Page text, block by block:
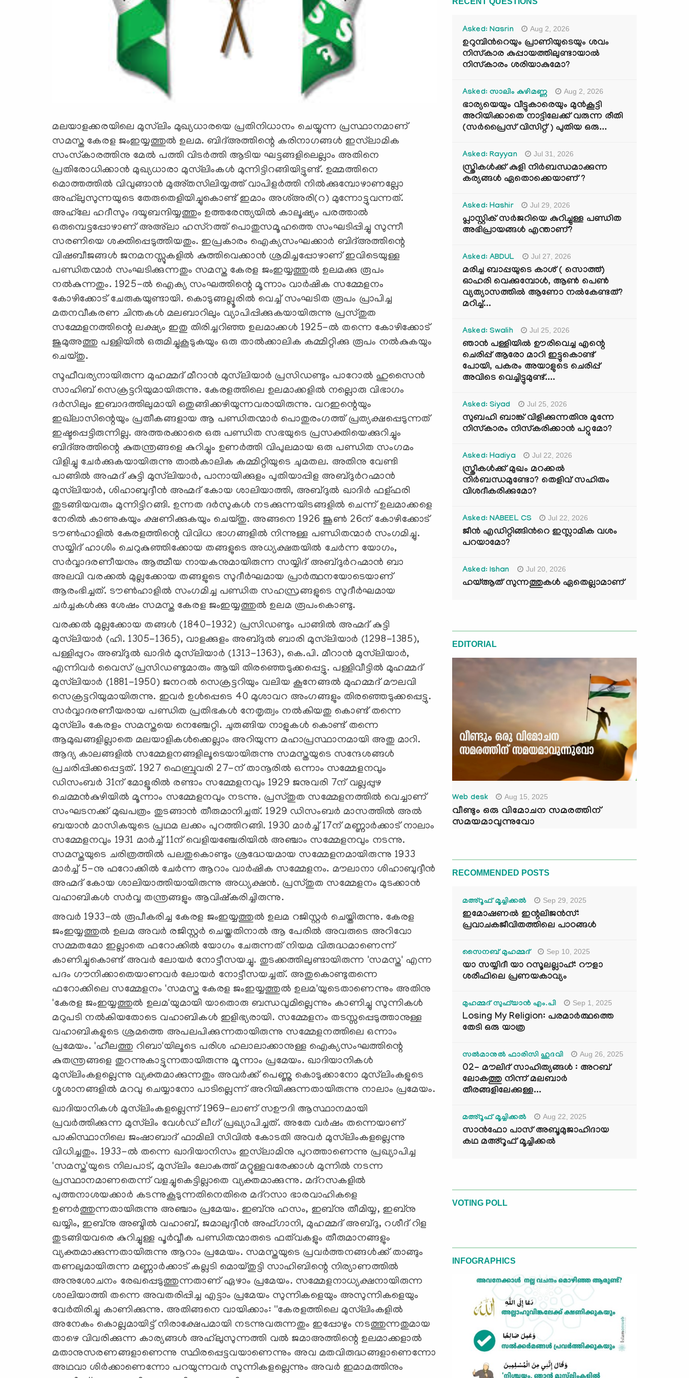
മലയാളക്കരയിലെ മുസ്‌ലിം മുഖ്യധാരയെ പ്രതിനിധാനം ചെയ്യുന്ന പ്രസ്ഥാനമാണ്
സമസ്ത കേരള ജംഇയ്യത്തുല്‍ ഉലമ. ബിദ്അത്തിന്റെ കരിനാഗങ്ങള്‍ ഇസ്‌ലാമിക
സംസ്‌കാരത്തിനു മേല്‍ പത്തി വിടര്‍ത്തി ആടിയ ഘട്ടങ്ങളിലെല്ലാം അതിനെ
പ്രതിരോധിക്കാന്‍ മുഖ്യധാരാ മുസ്‌ലിംകള്‍ മുന്നിട്ടിറങ്ങിയിട്ടുണ്ട്. ഉമ്മത്തിനെ
മൊത്തത്തില്‍ വിവുങ്ങാന്‍ മുഅ്തസിലിയ്യത്ത് വാപിളര്‍ത്തി നില്‍ക്കുമ്പോഴാണല്ലോ
അഹ്‌ലുസുന്നയുടെ തേരുതെളിയിച്ചുകൊണ്ട് ഇമാം അശ്അരി(റ) മുന്നോട്ടുവന്നത്.
അഹ്‌ലേ ഹദീസും ദയൂബന്ദിയ്യത്തും ഉത്തരേന്ത്യയില്‍ കാലൂഷ്യം പരത്താല്‍
ഒരുമ്പെട്ടപ്പോഴാണ് അഅ്‌ലാ ഹസ്‌റത്ത് പൊതുസമൂഹത്തെ സംഘടിപ്പിച്ചു സുന്നീ
സരണിയെ ശക്തിപ്പെടുത്തിയതും. ഇപ്രകാരം ഐക്യസംഘക്കാര്‍ ബിദ്അത്തിന്റെ
വിഷബീജങ്ങള്‍ ജനമനസ്സുകളില്‍ കുത്തിവെക്കാന്‍ ശ്രമിച്ചപ്പോഴാണ് ഇവിടെയുള്ള
പണ്ഡിതന്മാര്‍ സംഘടിക്കുന്നതും സമസ്ത കേരള ജംഇയ്യത്തുല്‍ ഉലമക്കു രൂപം
നല്‍കുന്നതും. 1925-ല്‍ ഐക്യ സംഘത്തിന്റെ മൂന്നാം വാര്‍ഷിക സമ്മേളനം
കോഴിക്കോട് ചേരുകയുണ്ടായി. കൊടുങ്ങല്ലൂരില്‍ വെച്ച് സംഘടിത രൂപം പ്രാപിച്ച
മതനവീകരണ ചിന്തകള്‍ മലബാറിലും വ്യാപിപ്പിക്കുകയായിരുന്നു പ്രസ്തുത
സമ്മേളനത്തിന്റെ ലക്ഷ്യം ഇതു തിരിച്ചറിഞ്ഞ ഉലമാക്കള്‍ 1925-ല്‍ തന്നെ കോഴിക്കോട്
ജുമുഅത്തു പള്ളിയില്‍ ഒരുമിച്ചുകൂടുകയും ഒരു താല്‍ക്കാലിക കമ്മിറ്റിക്കു രൂപം നല്‍കുകയും
ചെയ്തു.
സൂഫീവര്യനായിരുന്ന മുഹമ്മദ് മീറാന്‍ മുസ്‌ലിയാര്‍ പ്രസിഡണ്ടും പാറോല്‍ ഹുസൈന്‍
സാഹിബ് സെക്രട്ടറിയുമായിരുന്നു. കേരളത്തിലെ ഉലമാക്കളില്‍ നല്ലൊരു വിഭാഗം
ദര്‍സിലും ഇബാദത്തിലുമായി ഒതുങ്ങിക്കഴിയുന്നവരായിരുന്നു. വറഇന്റെയും
ഇഖ്‌ലാസിന്റെയും പ്രതീകങ്ങളായ ആ പണ്ഡിതന്മാര്‍ പൊതുരംഗത്ത് പ്രത്യക്ഷപ്പെടുന്നത്
ഇഷ്ടപ്പെട്ടിരുന്നില്ല. അത്തരക്കാരെ ഒരു പണ്ഡിത സഭയുടെ പ്രസക്തിയെക്കുറിച്ചും
ബിദ്അത്തിന്റെ കുതന്ത്രങ്ങളെ കുറിച്ചും ഉണര്‍ത്തി വിപുലമായ ഒരു പണ്ഡിത സംഗമം
വിളിച്ചു ചേര്‍ക്കുകയായിരുന്നു താല്‍കാലിക കമ്മിറ്റിയുടെ ചുമതല. അതിനു വേണ്ടി
പാങ്ങില്‍ അഹ്മദ് കുട്ടി മുസ്‌ലിയാര്‍, പാനായിക്കുളം പുതിയാപ്പിള അബ്ദുര്‍റഹ്മാന്‍
മുസ്‌ലിയാര്‍, ശിഹാബുദ്ദീന്‍ അഹ്മദ് കോയ ശാലിയാത്തി, അബ്ദുല്‍ ഖാദിര്‍ ഫള്ഫരി
തുടങ്ങിയവരും മുന്നിട്ടിറങ്ങി. ഉന്നത ദര്‍സുകള്‍ നടക്കുന്നയിടങ്ങളില്‍ ചെന്ന് ഉലമാക്കളെ
നേരില്‍ കാണുകയും ക്ഷണിക്കുകയും ചെയ്തു. അങ്ങനെ 1926 ജൂണ്‍ 26ന് കോഴിക്കോട്
ടൗണ്‍ഹാളില്‍ കേരളത്തിന്റെ വിവിധ ഭാഗങ്ങളില്‍ നിന്നുള്ള പണ്ഡിതന്മാര്‍ സംഗമിച്ചു.
സയ്യിദ് ഹാശിം ചെറുകുഞ്ഞിക്കോയ തങ്ങളുടെ അധ്യക്ഷതയില്‍ ചേര്‍ന്ന യോഗം,
സര്‍വ്വാദരണീയനും ആത്മീയ നായകനുമായിരുന്ന സയ്യിദ് അബ്ദുര്‍റഹ്മാന്‍ ബാ
അലവി വരക്കല്‍ മുല്ലക്കോയ തങ്ങളുടെ സുദീര്‍ഘമായ പ്രാര്‍ത്ഥനയോടെയാണ്
ആരംഭിച്ചത്. ടൗണ്‍ഹാളില്‍ സംഗമിച്ച പണ്ഡിത സഹസ്രങ്ങളുടെ സുദീര്‍ഘമായ
ചര്‍ച്ചകള്‍ക്കു ശേഷം സമസ്ത കേരള ജംഇയ്യത്തുല്‍ ഉലമ രൂപംകൊണ്ടു.
വരക്കല്‍ മുല്ലക്കോയ തങ്ങള്‍ (1840-1932) പ്രസിഡണ്ടും പാങ്ങില്‍ അഹ്മദ് കുട്ടി
മുസ്‌ലിയാര്‍ (ഹി. 1305-1365), വാളക്കുളം അബ്ദുല്‍ ബാരി മുസ്‌ലിയാര്‍ (1298-1385),
പള്ളിപ്പുറം അബ്ദുല്‍ ഖാദിര്‍ മുസ്‌ലിയാര്‍ (1313-1363), കെ.പി. മീറാന്‍ മുസ്‌ലിയാര്‍,
എന്നിവര്‍ വൈസ് പ്രസിഡണ്ടുമാരും ആയി തിരഞ്ഞെടുക്കപ്പെട്ടു. പള്ളിവീട്ടില്‍ മുഹമ്മദ്
മുസ്‌ലിയാര്‍ (1881-1950) ജനറല്‍ സെക്രട്ടറിയും വലിയ കൂനേങ്ങല്‍ മുഹമ്മദ് മൗലവി
സെക്രട്ടറിയുമായിരുന്നു. ഇവര്‍ ഉള്‍പ്പെടെ 40 മുശാവറ അംഗങ്ങളും തിരഞ്ഞെടുക്കപ്പെട്ടു.
സര്‍വ്വാദരണീയരായ പണ്ഡിത പ്രതിഭകള്‍ നേതൃത്വം നല്‍കിയതു കൊണ്ട് തന്നെ
മുസ്‌ലിം കേരളം സമസ്തയെ നെഞ്ചേറ്റി. ചുരുങ്ങിയ നാളുകള്‍ കൊണ്ട് തന്നെ
ആമുഖങ്ങളില്ലാതെ മലയാളികള്‍ക്കെല്ലാം അറിയുന്ന മഹാപ്രസ്ഥാനമായി അതു മാറി.
ആദ്യ കാലങ്ങളില്‍ സമ്മേളനങ്ങളിലൂടെയായിരുന്നു സമസ്തയുടെ സന്ദേശങ്ങള്‍
പ്രചരിപ്പിക്കപ്പെട്ടത്. 1927 ഫെബ്രുവരി 27-ന് താനൂരില്‍ ഒന്നാം സമ്മേളനവും
ഡിസംബര്‍ 31ന് മോളൂരില്‍ രണ്ടാം സമ്മേളനവും 1929 ജനുവരി 7ന് വല്ലപ്പുഴ
ചെമ്മന്‍കുഴിയില്‍ മൂന്നാം സമ്മേളനവും നടന്നു. പ്രസ്തുത സമ്മേളനത്തില്‍ വെച്ചാണ്
സംഘടനക്ക് മുഖപത്രം തുടങ്ങാന്‍ തീരുമാനിച്ചത്. 1929 ഡിസംബര്‍ മാസത്തില്‍ അല്‍
ബയാന്‍ മാസികയുടെ പ്രഥമ ലക്കം പുറത്തിറങ്ങി. 1930 മാര്‍ച്ച് 17ന് മണ്ണാര്‍ക്കാട് നാലാം
സമ്മേളനവും 1931 മാര്‍ച്ച് 11ന് വെളിയഞ്ചേരിയില്‍ അഞ്ചാം സമ്മേളനവും നടന്നു.
സമസ്തയുടെ ചരിത്രത്തില്‍ പലതുകൊണ്ടും ശ്രദ്ധേയമായ സമ്മേളനമായിരുന്നു 1933
മാര്‍ച്ച് 5-നു ഫറോക്കില്‍ ചേര്‍ന്ന ആറാം വാര്‍ഷിക സമ്മേളനം. മൗലാനാ ശിഹാബുദ്ദീന്‍
അഹ്മദ് കോയ ശാലിയാത്തിയായിരുന്നു അധ്യക്ഷന്‍. പ്രസ്തുത സമ്മേളനം മുടക്കാന്‍
വഹാബികള്‍ സര്‍വ്വ തന്ത്രങ്ങളും ആവിഷ്‌കരിച്ചിരുന്നു.
അവര്‍ 1933-ല്‍ രൂപീകരിച്ച കേരള ജംഇയ്യത്തുല്‍ ഉലമ റജിസ്റ്റര്‍ ചെയ്തിരുന്നു. കേരള
ജംഇയ്യത്തുല്‍ ഉലമ അവര്‍ രജിസ്റ്റര്‍ ചെയ്തതിനാല്‍ ആ പേരില്‍ അവരുടെ അറിവോ
സമ്മതമോ ഇല്ലാതെ ഫറോക്കില്‍ യോഗം ചേരുന്നത് നിയമ വിരുദ്ധമാണെന്ന്
കാണിച്ചുകൊണ്ട് അവര്‍ ലോയര്‍ നോട്ടീസയച്ചു. തുടക്കത്തിലുണ്ടായിരുന്ന 'സമസ്ത' എന്ന
പദം ഗൗനിക്കാതെയാണവര്‍ ലോയര്‍ നോട്ടീസയച്ചത്. അതുകൊണ്ടുതന്നെ
ഫറോക്കിലെ സമ്മേളനം 'സമസ്ത കേരള ജംഇയ്യത്തുല്‍ ഉലമ'യുടെതാണെന്നും അതിനു
'കേരള ജംഇയ്യത്തുല്‍ ഉലമ'യുമായി യാതൊരു ബന്ധവുമില്ലെന്നും കാണിച്ചു സുന്നികള്‍
മറുപടി നല്‍കിയതോടെ വഹാബികള്‍ ഇളിഭ്യരായി. സമ്മേളനം തടസ്സപ്പെടുത്താനുള്ള
വഹാബികളുടെ ശ്രമത്തെ അപലപിക്കുന്നതായിരുന്നു സമ്മേളനത്തിലെ ഒന്നാം
പ്രമേയം. 'ഹീലത്തു റിബാ'യിലൂടെ പരിശ ഹലാലാക്കാനുള്ള ഐക്യസംഘത്തിന്റെ
കുതന്ത്രങ്ങളെ തുറന്നുകാട്ടുന്നതായിരുന്നു മൂന്നാം പ്രമേയം. ഖാദിയാനികള്‍
മുസ്‌ലിംകളല്ലെന്നു വ്യക്തമാക്കുന്നതും അവര്‍ക്ക് പെണ്ണു കൊടുക്കാനോ മുസ്‌ലിംകളുടെ
ശ്മശാനങ്ങളില്‍ മറവു ചെയ്യാനോ പാടില്ലെന്ന് അറിയിക്കുന്നതായിരുന്നു നാലാം പ്രമേയം.
ഖാദിയാനികള്‍ മുസ്‌ലിംകളല്ലെന്ന് 1969-ലാണ് സഊദി ആസ്ഥാനമായി
പ്രവര്‍ത്തിക്കുന്ന മുസ്‌ലിം വേള്‍ഡ് ലീഗ് പ്രഖ്യാപിച്ചത്. അതേ വര്‍ഷം തന്നെയാണ്
പാകിസ്ഥാനിലെ ജംഷാബാദ് ഫാമിലി സിവില്‍ കോടതി അവര്‍ മുസ്‌ലിംകളല്ലെന്നു
വിധിച്ചതും. 1933-ല്‍ തന്നെ ഖാദിയാനിസം ഇസ്‌ലാമിനു പുറത്താണെന്നു പ്രഖ്യാപിച്ച
'സമസ്ത'യുടെ നിലപാട്, മുസ്‌ലിം ലോകത്ത് മറ്റുള്ളവരേക്കാള്‍ മുന്നില്‍ നടന്ന
പ്രസ്ഥാനമാണതെന്ന് വളച്ചുകെട്ടില്ലാതെ വ്യക്തമാക്കുന്നു. മദ്‌റസകളില്‍
പുത്തനാശയക്കാര്‍ കടന്നുകൂടുന്നതിനെതിരെ മദ്‌റസാ ഭാരവാഹികളെ
ഉണര്‍ത്തുന്നതായിരുന്നു അഞ്ചാം പ്രമേയം. ഇബ്‌നു ഹസം, ഇബ്‌നു തീമിയ്യ, ഇബ്‌നു
ഖയ്യിം, ഇബ്‌നു അബ്ദില്‍ വഹാബ്, ജമാലുദ്ദീന്‍ അഫ്ഗാനി, മുഹമ്മദ് അബ്ദു, റശീദ് റിള
തുടങ്ങിയവരെ കുറിച്ചുള്ള പൂര്‍വ്വീക പണ്ഡിതന്മാരുടെ ഫത്‌വകളും തീരുമാനങ്ങളും
വ്യക്തമാക്കുന്നതായിരുന്നു ആറാം പ്രമേയം. സമസ്തയുടെ പ്രവര്‍ത്തനങ്ങള്‍ക്ക് താങ്ങും
തണലുമായിരുന്ന മണ്ണാര്‍ക്കാട് കല്ലടി മൊയ്തുട്ടി സാഹിബിന്റെ നിര്യാണത്തില്‍
അനുശോചനം രേഖപ്പെടുത്തുന്നതാണ് ഏഴാം പ്രമേയം. സമ്മേളനാധ്യക്ഷനായിരുന്ന
ശാലിയാത്തി തന്നെ അവതരിപ്പിച്ച എട്ടാം പ്രമേയം സുന്നികളെയും അസുന്നികളെയും
വേര്‍തിരിച്ചു കാണിക്കുന്നു. അതിങ്ങനെ വായിക്കാം: ''കേരളത്തിലെ മുസ്‌ലിംകളില്‍
അനേകം കൊല്ലമായിട്ട് നിരാക്ഷേപമായി നടന്നുവരുന്നതും ഇപ്പോഴും നടത്തുന്നതുമായ
താഴെ വിവരിക്കുന്ന കാര്യങ്ങള്‍ അഹ്‌ലുസുന്നത്തി വല്‍ ജമാഅത്തിന്റെ ഉലമാക്കളാല്‍
മതാനുസരണങ്ങളാണെന്നു സ്ഥിരപ്പെട്ടവയാണെന്നും അവ മതവിരുദ്ധങ്ങളാണെന്നോ
അഥവാ ശിര്‍ക്കാണെന്നോ പറയുന്നവര്‍ സുന്നികളല്ലെന്നും അവര്‍ ഇമാമത്തിനും
Asked: Nasrin Aug 2, 2026
ഉറുമ്പിന്‍റെയും പ്രാണിയുടെയും ശവം
നിസ്കാര കുപ്പായത്തിലുണ്ടായാൽ
നിസ്കാരം ശരിയാകുമോ?
Asked: സാലിം കുഴിമണ്ണ Aug 2, 2026
ഭാര്യയെയും വീട്ടുകാരെയും മുൻകൂട്ടി
അറിയിക്കാതെ നാട്ടിലേക്ക് വരുന്ന രീതി
(സർപ്രൈസ് വിസിറ്റ് ) പുതിയ ഒരു...
Asked: Rayyan Jul 31, 2026
സ്ത്രികൾക്ക് കുളി നിർബന്ധമാക്കുന്ന
കര്യങ്ങൾ ഏതൊക്കെയാണ് ?
Asked: Hashir Jul 29, 2026
പ്ലാസ്റ്റിക് സർജറിയെ കുറിച്ചുള്ള പണ്ഡിത
അഭിപ്രായങ്ങൾ എന്താണ്?
Asked: ABDUL Jul 27, 2026
മരിച്ച ബാപ്പയുടെ കാശ് ( സൊത്ത്)
ഓഹരി വെക്കുമ്പോൾ, ആണ്‍ പെണ്‍
വ്യത്യാസത്തില്‍ ആണോ നല്‍കേണ്ടത്?
മറിച്ച്...
Asked: Swalih Jul 25, 2026
ഞാൻ പള്ളിയിൽ ഊരിവെച്ച എന്റെ
ചെരിപ്പ് ആരോ മാറി ഇട്ടുകൊണ്ട്
പോയി, പകരം അയാളുടെ ചെരിപ്പ്
അവിടെ വെച്ചിട്ടുമുണ്ട്....
Asked: Siyad Jul 25, 2026
സുബഹി ബാങ്ക് വിളിക്കുന്നതിനു മുന്നേ
നിസ്കാരം നിസ്കരിക്കാൻ പറ്റുമോ?
Asked: Hadiya Jul 22, 2026
സ്ത്രീകൾക്ക് മുഖം മറക്കൽ
നിർബന്ധമുണ്ടോ? തെളിവ് സഹിതം
വിശദീകരിക്കുമോ?
Asked: NABEEL CS Jul 22, 2026
ജീൻ എഡിറ്റിങ്ങിന്‍റെ ഇസ്ലാമിക വശം
പറയാമോ?
Asked: Ishan Jul 20, 2026
ഹയ്ആത് സുന്നത്തുകൾ ഏതെല്ലാമാണ്
EDITORIAL
Web desk Aug 15, 2025
വീണ്ടും ഒരു വിമോചന സമരത്തിന്
സമയമാവുന്നുവോ
RECOMMENDED POSTS
മഅ്റൂഫ് മൂച്ചിക്കല്‍ Sep 29, 2025
ഇമോഷണൽ ഇന്റലിജൻസ്:
പ്രവാചകജീവിതത്തിലെ പാഠങ്ങൾ
സൈനബ് മുഹമ്മദ് Sep 10, 2025
യാ സയ്യിദീ യാ റസൂലല്ലാഹ്: റൗളാ
ശരീഫിലെ പ്രണയകാവ്യം
മുഹമ്മദ് സുഫ്‌യാൻ എം.പി Sep 1, 2025
Losing My Religion: പരമാർത്ഥത്തെ
തേടി ഒരു യാത്ര
സൽമാനുൽ ഫാരിസി ഹുദവി Aug 26, 2025
02- മൗലിദ് സാഹിത്യങ്ങൾ : അറബ്
ലോകത്തു നിന്ന് മലബാർ
തീരങ്ങളിലേക്കുള്ള...
മഅ്റൂഫ് മൂച്ചിക്കല്‍ Aug 22, 2025
സാൻഫോ പാസ് അബൂമുജാഹിദായ
കഥ മഅ്റൂഫ് മൂച്ചിക്കല്‍
VOTING POLL
INFOGRAPHICS